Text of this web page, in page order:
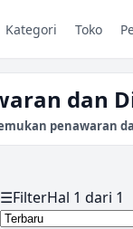
Kategori Toko
dan
☰FilterHal 1 dari 1